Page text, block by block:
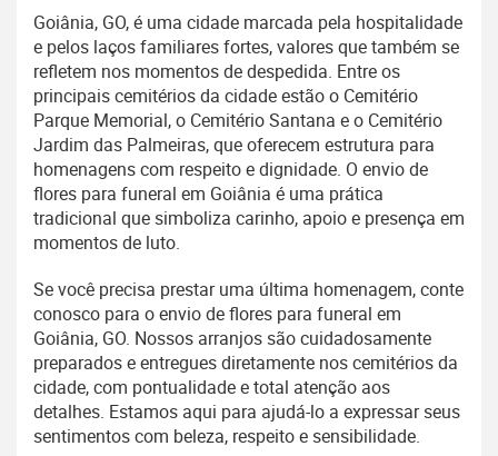
Goiânia, GO, é uma cidade marcada pela hospitalidade
e pelos laços familiares fortes, valores que também se
refletem nos momentos de despedida. Entre os
principais cemitérios da cidade estão o Cemitério
Parque Memorial, o Cemitério Santana e o Cemitério
Jardim das Palmeiras, que oferecem estrutura para
homenagens com respeito e dignidade. O envio de
flores para funeral em Goiânia é uma prática
tradicional que simboliza carinho, apoio e presença em
momentos de luto.
Se você precisa prestar uma última homenagem, conte
conosco para o envio de flores para funeral em
Goiânia, GO. Nossos arranjos são cuidadosamente
preparados e entregues diretamente nos cemitérios da
cidade, com pontualidade e total atenção aos
detalhes. Estamos aqui para ajudá-lo a expressar seus
sentimentos com beleza, respeito e sensibilidade.